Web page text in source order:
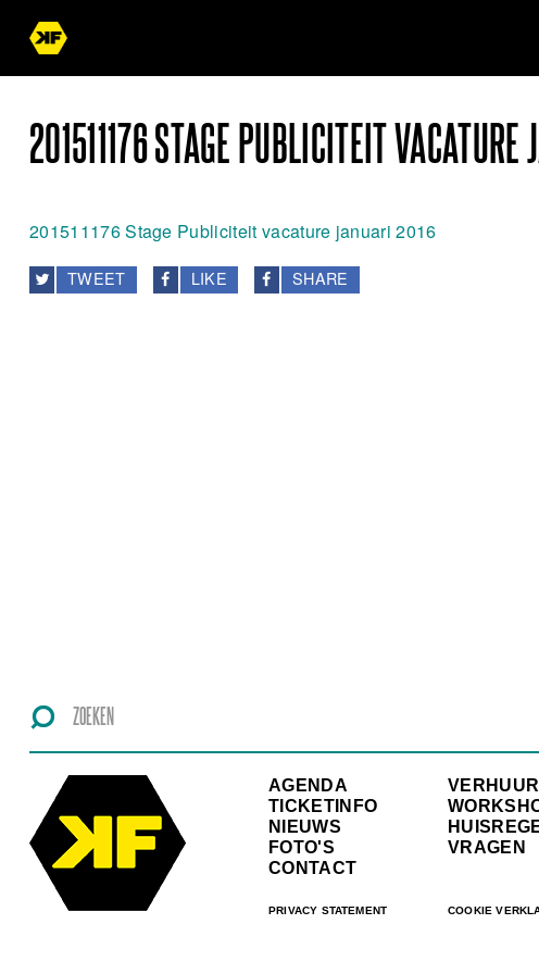
201511176 STAGE PUBLICITEIT
201511176 Stage Publiciteit vacature januari 2016
TWEET LIKE SHARE
AGENDA
TICKETINFO
NIEUWS
FOTO'S
CONTACT
PRIVACY STATEMENT
VERHUUR
VRAGEN
COOKIE